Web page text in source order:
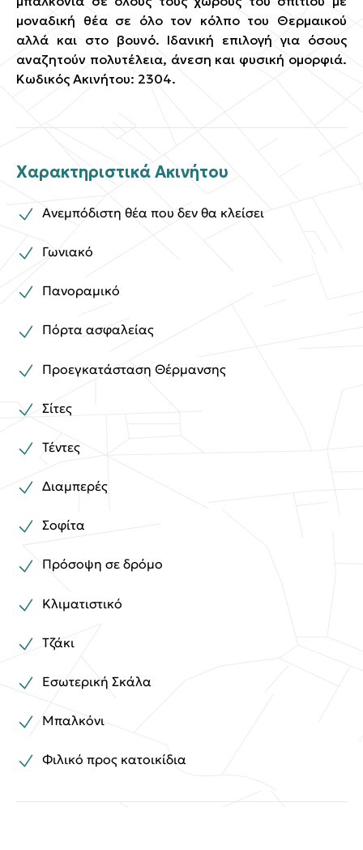
μοναδική θέα σε όλο τον κόλπο του Θερμαικού
αλλά και στο βουνό. Ιδανική επιλογή για όσους
αναζητούν πολυτέλεια, άνεση και φυσική ομορφιά.
Κωδικός Ακινήτου: 2304.
Χαρακτηριστικά Ακινήτου
Ανεμπόδιστη θέα που δεν θα κλείσει
Γωνιακό
Πανοραμικό
Πόρτα ασφαλείας
Προεγκατάσταση Θέρμανσης
Σίτες
Τέντες
Διαμπερές
Σοφίτα
Πρόσοψη σε δρόμο
Κλιματιστικό
Τζάκι
Εσωτερική Σκάλα
Μπαλκόνι
Φιλικό προς κατοικίδια